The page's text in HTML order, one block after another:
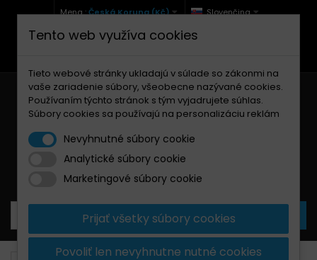
Mena :Česká Koruna (Kč) Slovenčina
+420 771 127 977 (Po-Pá, 9-12 a 13-17)
Košík0Produkty
Tento web využíva cookies
Tieto webové stránky ukladajú v súlade so zákonmi na
vaše zariadenie súbory, všeobecne nazývané cookies.
Používaním týchto stránok s tým vyjadrujete súhlas.
Súbory cookies sa používajú na personalizáciu reklám
Nevyhnutné súbory cookie
Analytické súbory cookie
Marketingové súbory cookie
Prijať všetky súbory cookies
Povoliť len nevyhnutne nutné cookies